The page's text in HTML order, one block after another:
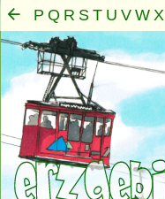
P Q R S T U V W X
Mensch·Seele·